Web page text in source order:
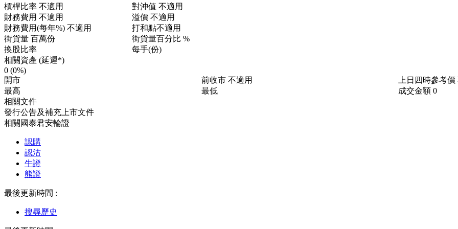
槓桿比率 不適用 對沖值 不適用
財務費用 不適用 溢價 不適用
財務費用(每年%) 不適用 打和點不適用
街貨量 百萬份 街貨量百分比 %
換股比率
每手(份)
相關資產 (延遲*)
0 (0%)
開市
前收市 不適用 上日四時參考價
最高
最低 成交金額 0
相關文件
發行公告及補充上市文件
相關國泰君安輪證
認購
認沽
牛證
熊證
最後更新時間 :
搜尋歷史